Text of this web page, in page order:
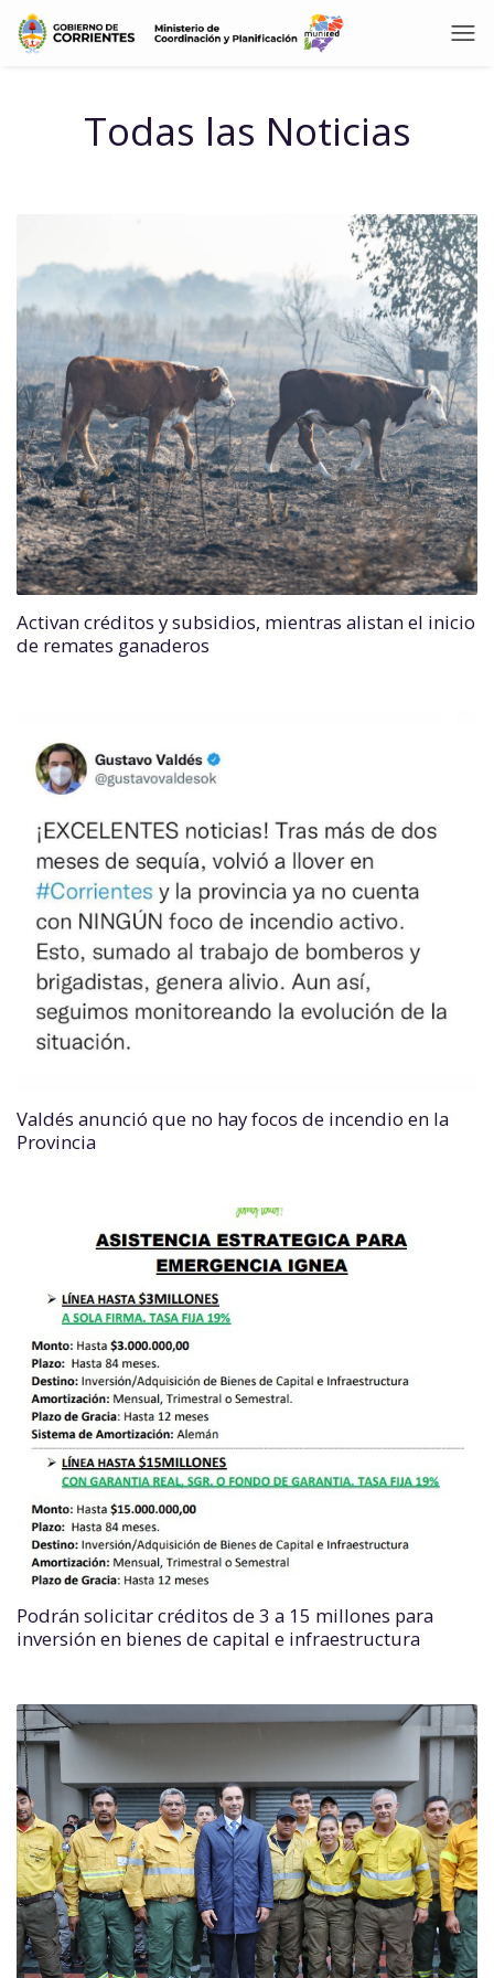
Todas las Noticias
Activan créditos y subsidios, mientras alistan el inicio
de remates ganaderos
Valdés anunció que no hay focos de incendio en la
Provincia
Podrán solicitar créditos de 3 a 15 millones para
inversión en bienes de capital e infraestructura